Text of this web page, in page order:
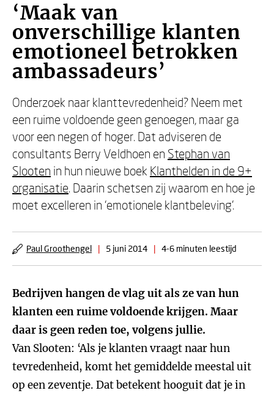
‘Maak van
onverschillige klanten
emotioneel betrokken
ambassadeurs’
Onderzoek naar klanttevredenheid? Neem met
een ruime voldoende geen genoegen, maar ga
voor een negen of hoger. Dat adviseren de
consultants Berry Veldhoen en Stephan van
Slooten in hun nieuwe boek Klanthelden in de 9+
organisatie. Daarin schetsen zij waarom en hoe je
moet excelleren in ‘emotionele klantbeleving’.
Paul Groothengel | 5 juni 2014 | 4-6 minuten leestijd
Bedrijven hangen de vlag uit als ze van hun
klanten een ruime voldoende krijgen. Maar
daar is geen reden toe, volgens jullie.
Van Slooten: ‘Als je klanten vraagt naar hun
tevredenheid, komt het gemiddelde meestal uit
op een zeventje. Dat betekent hooguit dat je in